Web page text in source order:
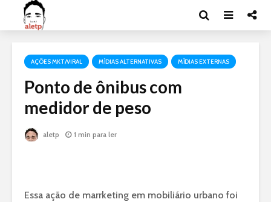
AÇÕES MKT/VIRAL MÍDIAS ALTERNATIVAS MÍDIAS EXTERNAS
Ponto de ônibus com
medidor de peso
aletp 1 min para ler
Essa ação de marrketing em mobiliário urbano foi